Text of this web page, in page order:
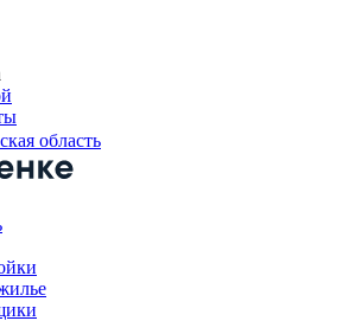
область